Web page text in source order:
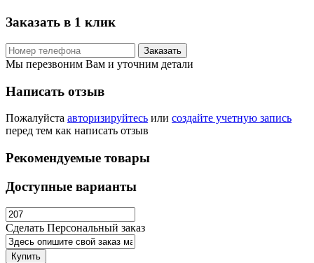
Заказать в 1 клик
Заказать
Мы перезвоним Вам и уточним детали
Написать отзыв
Пожалуйста авторизируйтесь или создайте учетную запись
перед тем как написать отзыв
Рекомендуемые товары
Доступные варианты
Сделать Персональный заказ
Купить